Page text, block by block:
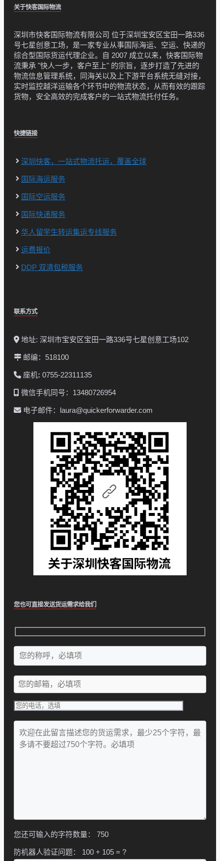
关于快客国际物流
深圳市快客国际物流有限公司 位于深圳宝安区宝田一路336
号七星创意工场，是一家专业从事国际海运、空运、快递的
综合型国际货运代理企业。自 2007 成立以来，快客国际物
流秉承 "快人一步，客户至上" 的宗旨，逐步打造了先进的
物流信息管理系统，同海关以及上下游平台系统无缝对接，
实时监控越洋运输各个环节中的物流状态，从而有效的跟踪
货物，安全高效的完成客户的一站式物流托付任务。
快捷链接
深圳快客，一站式物流托运，覆盖全球
国际海运服务
国际空运服务
国际快递服务
华人留学生转运集运专线服务
运费报价
DDP 双清包税服务
联系方式
地址: 深圳市宝安区宝田一路336号七星创意工场102
邮编：518100
座机: 0755-22311135
微信手机同号：13480726954
电子邮件：laura@quickerforwarder.com
您也可直接发送货运需求给我们
您还可输入的字符数量： 750
防机器人验证问题： 100 + 105 = ?